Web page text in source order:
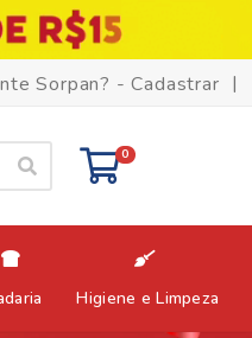
Sorpan? - Cadastrar |
0
Higiene e Limpeza